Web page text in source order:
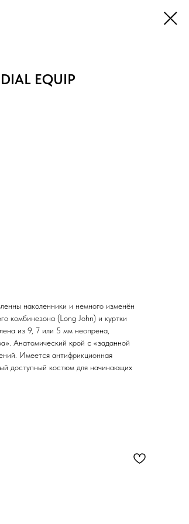
EQUIP
наколенники и немного изменён
комбинезона (Long John) и куртки
из 9, 7 или 5 мм неопрена,
Анатомический крой с «заданной
Имеется антифрикционная
доступный костюм для начинающих